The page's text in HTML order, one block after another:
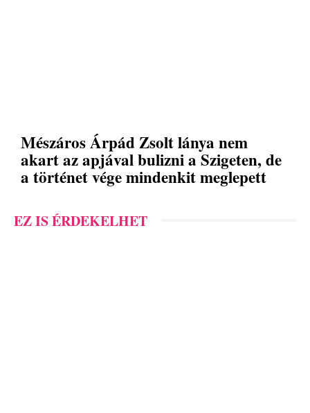
Mészáros Árpád Zsolt lánya nem
akart az apjával bulizni a Szigeten, de
a történet vége mindenkit meglepett
EZ IS ÉRDEKELHET